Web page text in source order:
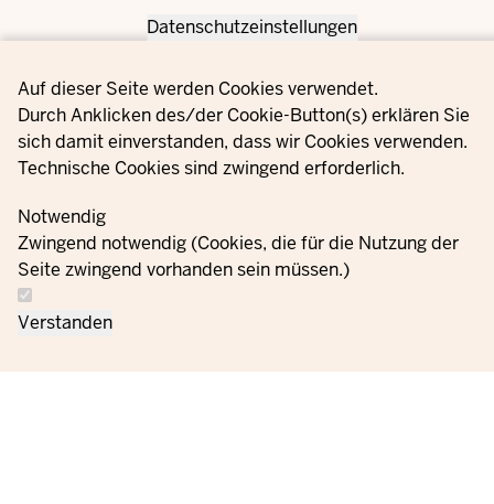
Privacy settings
Datenschutzeinstellungen
Auf dieser Seite werden Cookies verwendet.
Durch Anklicken des/der Cookie-Button(s) erklären Sie
sich damit einverstanden, dass wir Cookies verwenden.
Technische Cookies sind zwingend erforderlich.
Notwendig
Zwingend notwendig (Cookies, die für die Nutzung der
Seite zwingend vorhanden sein müssen.)
Verstanden